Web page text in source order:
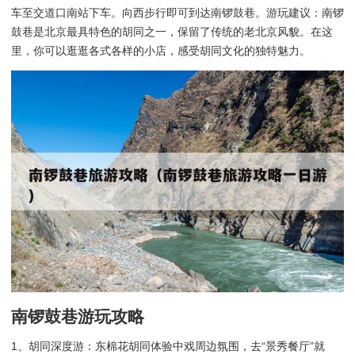
车至交道口南站下车。向西步行即可到达南锣鼓巷。游玩建议：南锣
鼓巷是北京最具特色的胡同之一，保留了传统的老北京风貌。在这
里，你可以逛逛各式各样的小店，感受胡同文化的独特魅力。
南锣鼓巷游玩攻略
1、胡同深度游：东棉花胡同体验中戏周边氛围，去“景秀餐厅”就